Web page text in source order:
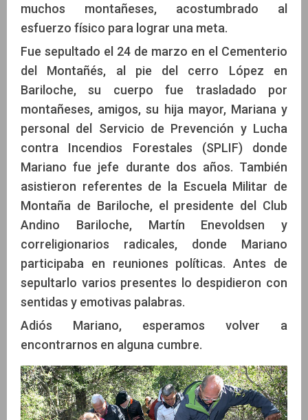
muchos montañeses, acostumbrado al
esfuerzo físico para lograr una meta.
Fue sepultado el 24 de marzo en el Cementerio
del Montañés, al pie del cerro López en
Bariloche, su cuerpo fue trasladado por
montañeses, amigos, su hija mayor, Mariana y
personal del Servicio de Prevención y Lucha
contra Incendios Forestales (SPLIF) donde
Mariano fue jefe durante dos años. También
asistieron referentes de la Escuela Militar de
Montaña de Bariloche, el presidente del Club
Andino Bariloche, Martín Enevoldsen y
correligionarios radicales, donde Mariano
participaba en reuniones políticas. Antes de
sepultarlo varios presentes lo despidieron con
sentidas y emotivas palabras.
Adiós Mariano, esperamos volver a
encontrarnos en alguna cumbre.